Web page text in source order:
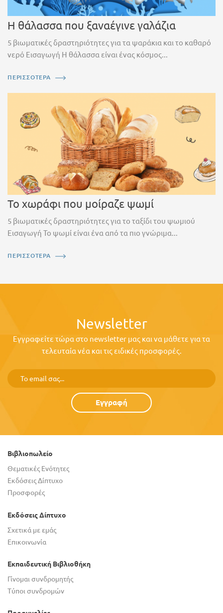
Η θάλασσα που ξαναέγινε γαλάζια
5 βιωματικές δραστηριότητες για τα ψαράκια και το καθαρό
νερό Εισαγωγή Η θάλασσα είναι ένας κόσμος...
ΠΕΡΙΣΣΟΤΕΡΑ
Το χωράφι που μοίραζε ψωμί
5 βιωματικές δραστηριότητες για το ταξίδι του ψωμιού
Εισαγωγή Το ψωμί είναι ένα από τα πιο γνώριμα...
ΠΕΡΙΣΣΟΤΕΡΑ
Newsletter
Εγγραφείτε τώρα στο newsletter μας και να μάθετε για τα
τελευταία νέα και τις ειδικές προσφορές.
Εγγραφή
Βιβλιοπωλείο
Θεματικές Ενότητες
Εκδόσεις Δίπτυχο
Προσφορές
Εκδόσεις Δίπτυχο
Σχετικά με εμάς
Επικοινωνία
Εκπαιδευτική Βιβλιοθήκη
Γίνομαι συνδρομητής
Τύποι συνδρομών